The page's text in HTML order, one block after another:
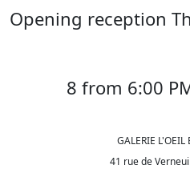
Opening reception
8 from 6:00
GALERIE L'OEIL
41 rue de